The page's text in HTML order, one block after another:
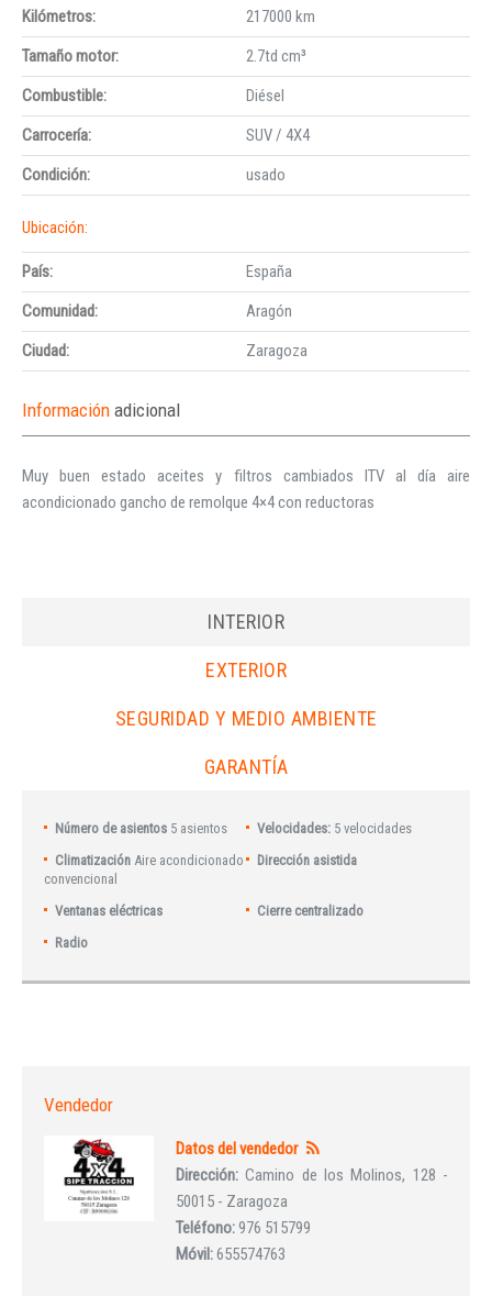
Kilómetros:
217000 km
Tamaño motor:
2.7td cm³
Combustible:
Diésel
Carrocería:
SUV / 4X4
Condición:
usado
Ubicación:
País:
España
Comunidad:
Aragón
Ciudad:
Zaragoza
Información adicional
Muy buen estado aceites y filtros cambiados ITV al día aire
acondicionado gancho de remolque 4×4 con reductoras
INTERIOR
EXTERIOR
SEGURIDAD Y MEDIO AMBIENTE
GARANTÍA
Número de asientos 5 asientos Velocidades: 5 velocidades
Climatización Aire acondicionado
convencional
Dirección asistida
Ventanas eléctricas
Cierre centralizado
Radio
Vendedor
Datos del vendedor
Dirección:Camino de los Molinos, 128 -
50015 - Zaragoza
Teléfono:976 515799
Móvil:655574763